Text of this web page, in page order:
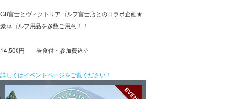
G8富士とヴィクトリアゴルフ富士店とのコラボ企画★
豪華ゴルフ用品を多数ご用意！！
14,500円 昼食付・参加費込☆
詳しくはイベントページをご覧ください！